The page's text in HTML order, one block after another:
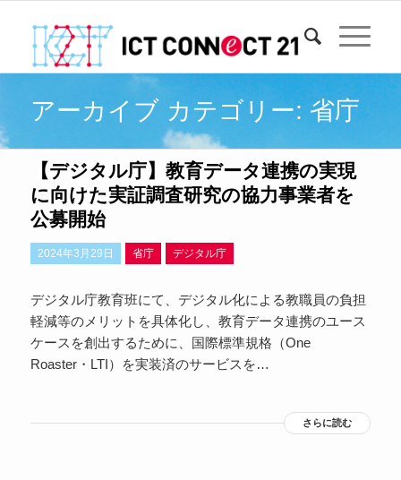
アーカイブ カテゴリー: 省庁
【デジタル庁】教育データ連携の実現
に向けた実証調査研究の協力事業者を
公募開始
2024年3月29日 省庁 デジタル庁
デジタル庁教育班にて、デジタル化による教職員の負担
軽減等のメリットを具体化し、教育データ連携のユース
ケースを創出するために、国際標準規格（One
Roaster・LTI）を実装済のサービスを…
さらに読む